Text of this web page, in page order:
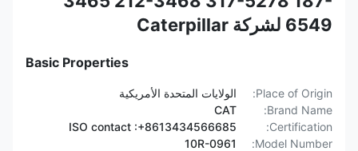
6549 لشركة Caterpillar
Basic Properties
Place of Origin:
الولايات المتحدة الأمريكية
Brand Name:
CAT
Certification:
ISO contact :+8613434566685
Model Number:
10R-0961